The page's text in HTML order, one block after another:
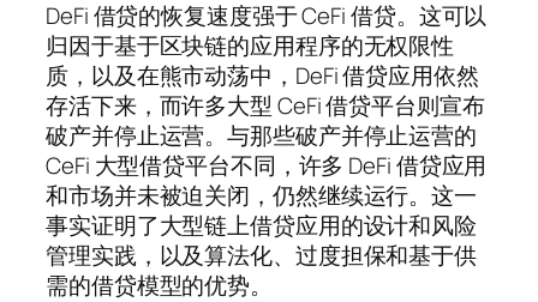
DeFi 借贷的恢复速度强于 CeFi 借贷。这可以
归因于基于区块链的应用程序的无权限性
质，以及在熊市动荡中，DeFi 借贷应用依然
存活下来，而许多大型 CeFi 借贷平台则宣布
破产并停止运营。与那些破产并停止运营的
CeFi 大型借贷平台不同，许多 DeFi 借贷应用
和市场并未被迫关闭，仍然继续运行。这一
事实证明了大型链上借贷应用的设计和风险
管理实践，以及算法化、过度担保和基于供
需的借贷模型的优势。